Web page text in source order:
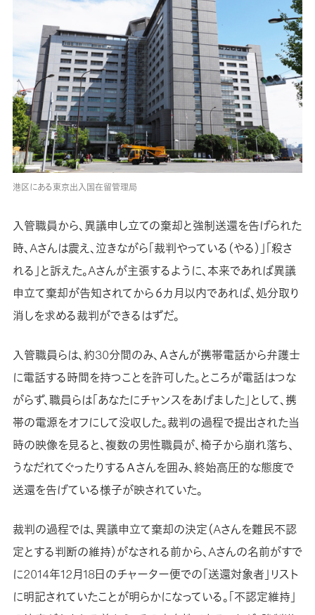
港区にある東京出入国在留管理局
入管職員から、異議申し立ての棄却と強制送還を告げられた
時、Aさんは震え、泣きながら「裁判やっている（やる）」「殺さ
れる」と訴えた。Aさんが主張するように、本来であれば異議
申立て棄却が告知されてから６カ月以内であれば、処分取り
消しを求める裁判ができるはずだ。
入管職員らは、約30分間のみ、Ａさんが携帯電話から弁護士
に電話する時間を持つことを許可した。ところが電話はつな
がらず、職員らは「あなたにチャンスをあげました」として、携
帯の電源をオフにして没収した。裁判の過程で提出された当
時の映像を見ると、複数の男性職員が、椅子から崩れ落ち、
うなだれてぐったりするＡさんを囲み、終始高圧的な態度で
送還を告げている様子が映されていた。
裁判の過程では、異議申立て棄却の決定（Aさんを難民不認
定とする判断の維持）がなされる前から、Aさんの名前がすで
に2014年12月18日のチャーター便での「送還対象者」リスト
に明記されていたことが明らかになっている。「不認定維持」